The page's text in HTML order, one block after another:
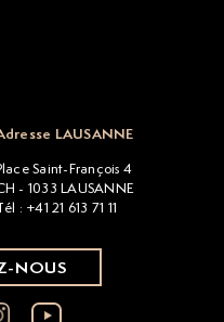
LAUSANNE
Saint-François 4
- 1033 LAUSANNE
: +41 21 613 71 11
NOUS